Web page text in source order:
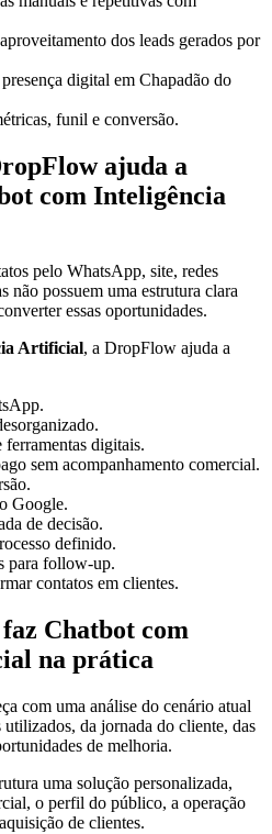
dos leads gerados por
digital em Chapadão do
funil e conversão.
ajuda a
com Inteligência
pelo WhatsApp, site, redes
não possuem uma estrutura clara
essas oportunidades.
Artificial, a DropFlow ajuda a
ferramentas digitais.
sem acompanhamento comercial.
Google.
de decisão.
definido.
para follow-up.
contatos em clientes.
Chatbot com
na prática
com uma análise do cenário atual
da jornada do cliente, das
de melhoria.
uma solução personalizada,
o perfil do público, a operação
de clientes.